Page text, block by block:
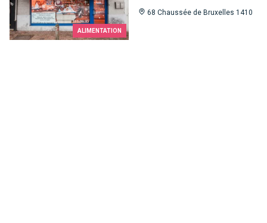
ALIMENTATION
68 Chaussée de Bruxelles 1410